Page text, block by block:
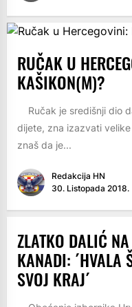
RUČAK U
KAŠIKON(M)?
Ručak je središnji dio
dijete, zna izazvati
znaš da je...
Redakcija HN
30. Listopada 2018.
ZLATKO DALIĆ
KANADI: ´HVALA
SVOJ KRAJ´